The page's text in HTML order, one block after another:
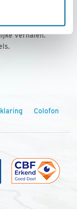
per jaar
met
verhalen.
Colofon